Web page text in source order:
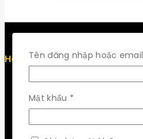
Help
Term & policy
Press
Careers
Tên đăng nhập hoặc email
Mật khẩu *
buộc